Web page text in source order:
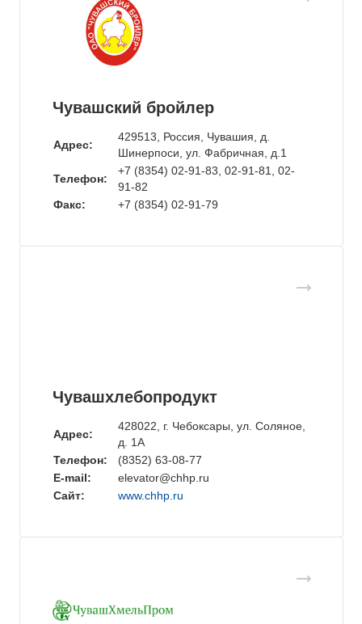
Чувашский бройлер
Адрес:
429513, Россия, Чувашия, д.
Шинерпоси, ул. Фабричная, д.1
Телефон:
+7 (8354) 02-91-83, 02-91-81, 02-
91-82
Факс:
+7 (8354) 02-91-79
Чувашхлебопродукт
Адрес:
428022, г. Чебоксары, ул. Соляное,
д. 1А
Телефон:
(8352) 63-08-77
E-mail:
elevator@chhp.ru
Сайт:
www.chhp.ru